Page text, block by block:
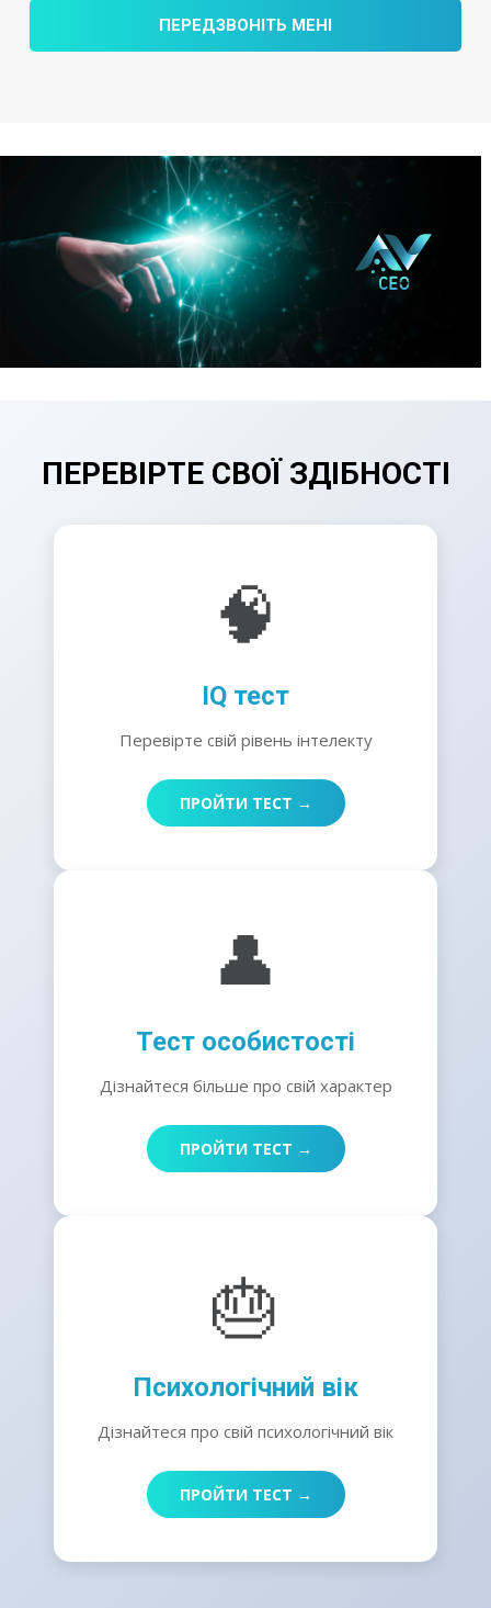
ПЕРЕДЗВОНІТЬ МЕНІ
ПЕРЕВІРТЕ СВОЇ ЗДІБНОСТІ
🧠
IQ тест
Перевірте свій рівень інтелекту
ПРОЙТИ ТЕСТ →
👤
Тест особистості
Дізнайтеся більше про свій характер
ПРОЙТИ ТЕСТ →
🎂
Психологічний вік
Дізнайтеся про свій психологічний вік
ПРОЙТИ ТЕСТ →